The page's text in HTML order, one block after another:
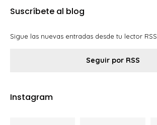
Suscríbete al blog
Sigue las nuevas entradas desde tu lector RSS.
Seguir por RSS
Instagram